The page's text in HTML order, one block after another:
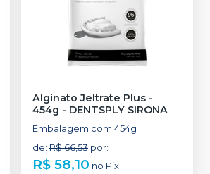
Alginato Jeltrate Plus -
454g - DENTSPLY SIRONA
Embalagem com 454g
de: R$ 66,53 por:
R$ 58,10 no Pix